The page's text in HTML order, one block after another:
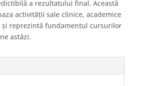
a rezultatului final. Această
activității sale clinice, academice
și reprezintă fundamentul cursurilor
astăzi.